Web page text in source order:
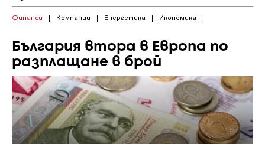
Финанси | Компании | Енергетика | Икономика |
България втора в Европа по
разплащане в брой